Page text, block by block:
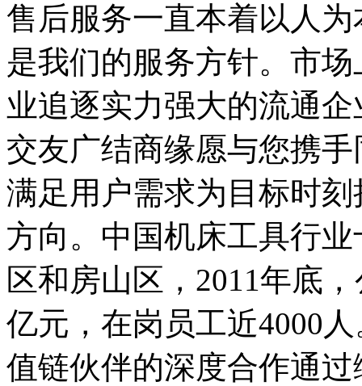
售后服务一直本着以人
是我们的服务方针。市
业追逐实力强大的流通
交友广结商缘愿与您携
满足用户需求为目标时
方向。中国机床工具行
区和房山区，2011年底
亿元，在岗员工近4000
值链伙伴的深度合作通